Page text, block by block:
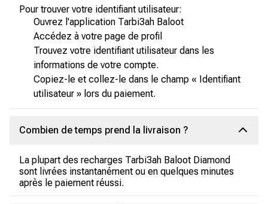
Pour trouver votre identifiant utilisateur:
Ouvrez l'application Tarbi3ah Baloot
Accédez à votre page de profil
Trouvez votre identifiant utilisateur dans les
informations de votre compte.
Copiez-le et collez-le dans le champ « Identifiant
utilisateur » lors du paiement.
Combien de temps prend la livraison ?
La plupart des recharges Tarbi3ah Baloot Diamond
sont livrées instantanément ou en quelques minutes
après le paiement réussi.